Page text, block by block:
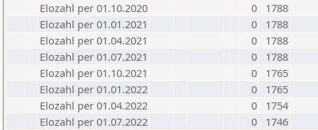
Elozahl per 01.10.2020
0
1788
Elozahl per 01.01.2021
0
1788
Elozahl per 01.04.2021
0
1788
Elozahl per 01.07.2021
0
1788
Elozahl per 01.10.2021
0
1765
Elozahl per 01.01.2022
0
1765
Elozahl per 01.04.2022
0
1754
Elozahl per 01.07.2022
0
1746